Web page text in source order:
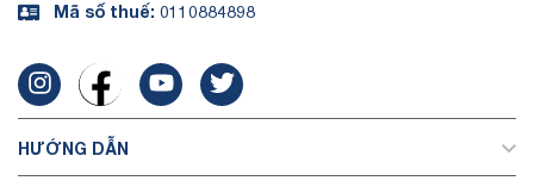
Mã số thuế: 0110884898
HƯỚNG DẪN